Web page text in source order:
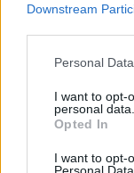
Downstream
Please note that
not limited to your
grant or deny
use your data for
consent section.
Personal
I want to opt-
personal data.
Opted In
I want to opt-
Personal Data.
Szeleczki